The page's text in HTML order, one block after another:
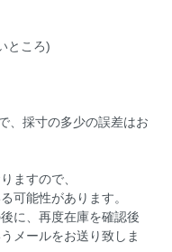
ころ)
、採寸の多少の誤差はお
ますので、
可能性があります。
に、再度在庫を確認後
メールをお送り致しま